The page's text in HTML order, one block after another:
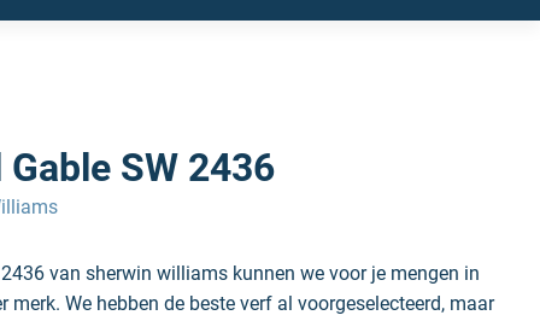
Gable SW 2436
van sherwin williams kunnen we voor je mengen in
merk. We hebben de beste verf al voorgeselecteerd, maar